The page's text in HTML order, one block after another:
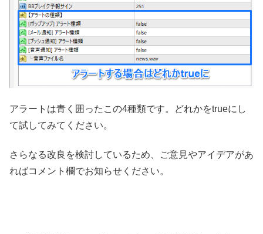
アラートは青く囲ったこの4種類です。どれかをtrueにし
て試してみてください。
さらなる改良を検討しているため、ご意見やアイデアがあ
ればコメント欄でお知らせください。